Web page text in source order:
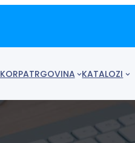
KORPATRGOVINA KATALOZI